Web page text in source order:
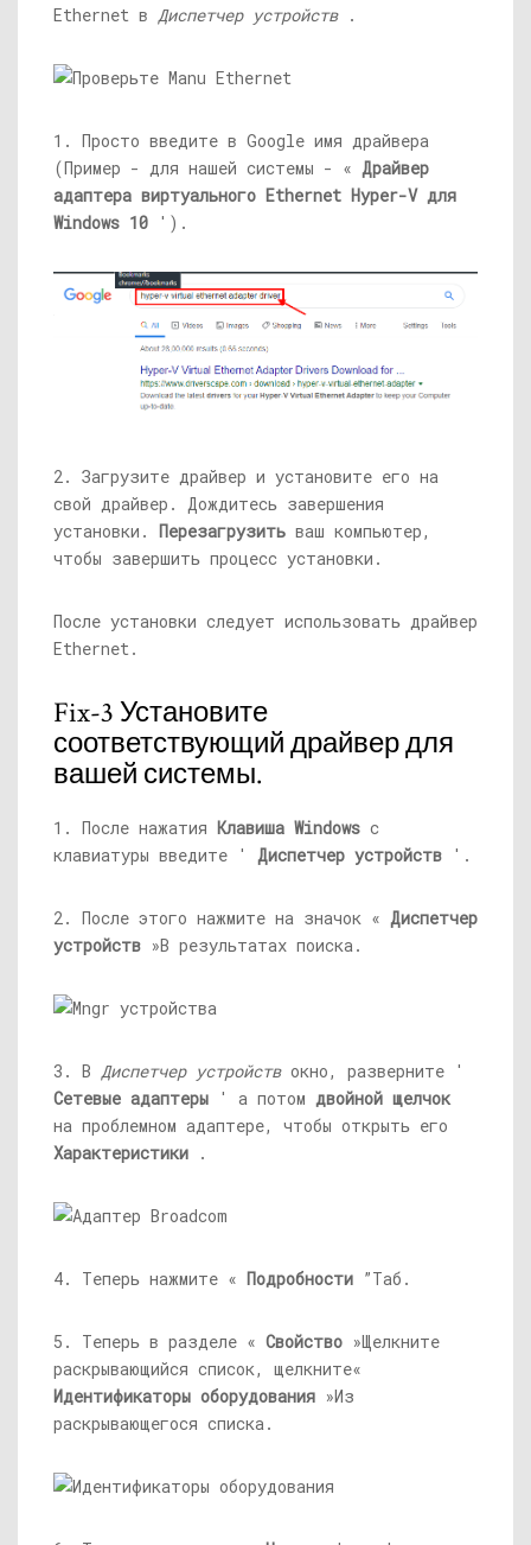
Ethernet в Диспетчер устройств.
1. Просто введите в Google имя драйвера
(Пример - для нашей системы - « Драйвер
адаптера виртуального Ethernet Hyper-V для
Windows 10 ').
2. Загрузите драйвер и установите его на
свой драйвер. Дождитесь завершения
установки. Перезагрузить ваш компьютер,
чтобы завершить процесс установки.
После установки следует использовать драйвер
Ethernet.
Fix-3 Установите
соответствующий драйвер для
вашей системы.
1. После нажатия Клавиша Windows с
клавиатуры введите ' Диспетчер устройств '.
2. После этого нажмите на значок « Диспетчер
устройств »В результатах поиска.
3. В Диспетчер устройствокно, разверните '
Сетевые адаптеры ' а потом двойной щелчок
на проблемном адаптере, чтобы открыть его
Характеристики .
4. Теперь нажмите « Подробности ”Таб.
5. Теперь в разделе « Свойство »Щелкните
раскрывающийся список, щелкните«
Идентификаторы оборудования »Из
раскрывающегося списка.